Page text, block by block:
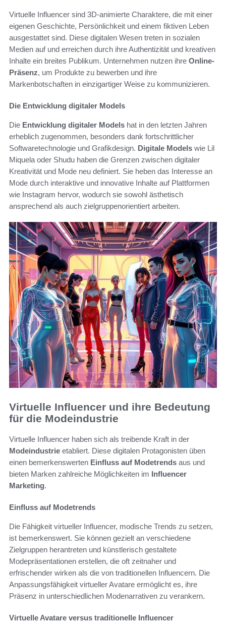
Virtuelle Influencer sind 3D-animierte Charaktere, die mit einer
eigenen Geschichte, Persönlichkeit und einem fiktiven Leben
ausgestattet sind. Diese digitalen Wesen treten in sozialen
Medien auf und erreichen durch ihre Authentizität und kreativen
Inhalte ein breites Publikum. Unternehmen nutzen ihre Online-
Präsenz, um Produkte zu bewerben und ihre
Markenbotschaften in einzigartiger Weise zu kommunizieren.
Die Entwicklung digitaler Models
Die Entwicklung digitaler Models hat in den letzten Jahren
erheblich zugenommen, besonders dank fortschrittlicher
Softwaretechnologie und Grafikdesign. Digitale Models wie Lil
Miquela oder Shudu haben die Grenzen zwischen digitaler
Kreativität und Mode neu definiert. Sie heben das Interesse an
Mode durch interaktive und innovative Inhalte auf Plattformen
wie Instagram hervor, wodurch sie sowohl ästhetisch
ansprechend als auch zielgruppenorientiert arbeiten.
Virtuelle Influencer und ihre Bedeutung
für die Modeindustrie
Virtuelle Influencer haben sich als treibende Kraft in der
Modeindustrie etabliert. Diese digitalen Protagonisten üben
einen bemerkenswerten Einfluss auf Modetrends aus und
bieten Marken zahlreiche Möglichkeiten im Influencer
Marketing.
Einfluss auf Modetrends
Die Fähigkeit virtueller Influencer, modische Trends zu setzen,
ist bemerkenswert. Sie können gezielt an verschiedene
Zielgruppen herantreten und künstlerisch gestaltete
Modepräsentationen erstellen, die oft zeitnaher und
erfrischender wirken als die von traditionellen Influencern. Die
Anpassungsfähigkeit virtueller Avatare ermöglicht es, ihre
Präsenz in unterschiedlichen Modenarrativen zu verankern.
Virtuelle Avatare versus traditionelle Influencer